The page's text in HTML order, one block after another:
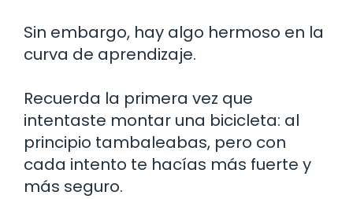
Sin embargo, hay algo hermoso en la
curva de aprendizaje.
Recuerda la primera vez que
intentaste montar una bicicleta: al
principio tambaleabas, pero con
cada intento te hacías más fuerte y
más seguro.